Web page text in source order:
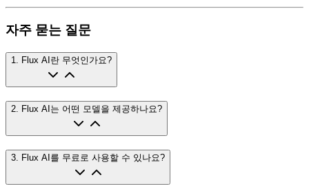
자주 묻는 질문
1. Flux AI란 무엇인가요?
2. Flux AI는 어떤 모델을 제공하나요?
3 Flux AI를 무료로 사용할 수 있나요?